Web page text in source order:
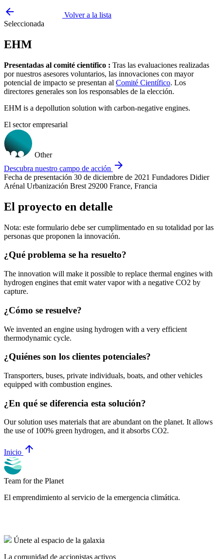
arrow_backward
Volver a la lista
Seleccionada
EHM
Presentadas al comité científico : Tras las evaluaciones realizadas
por nuestros asesores voluntarios, las innovaciones con mayor
potencial de impacto se presentan al Comité Científico. Los
directores generales son los responsables de la elección.
EHM is a depollution solution with carbon-negative engines.
El sector empresarial
Other
Descubra nuestro campo de acción arrow_forward
Fecha de presentación 30 de diciembre de 2021 Fundadores Didier
Arénal Urbanización Brest 29200 France, Francia
El proyecto en detalle
Nota: este formulario debe ser cumplimentado en su totalidad por las
personas que proponen la innovación.
¿Qué problema se ha resuelto?
The innovation will make it possible to replace thermal engines with
hydrogen engines that emit water vapor with a negative CO2 by
capture.
¿Cómo se resuelve?
We invented an engine using hydrogen with a very efficient
thermodynamic cycle.
¿Quiénes son los clientes potenciales?
Transporters, buses, private individuals, boats, and other vehicles
equipped with combustion engines.
¿En qué se diferencia esta solución?
Our solution uses materials that are abundant on the planet. It allows
the use of 100% green hydrogen, and it absorbs CO2.
Inicio arrow_upward
Team for the Planet
El emprendimiento al servicio de la emergencia climática.
Únete al espacio de la galaxia
La comunidad de accionistas activos